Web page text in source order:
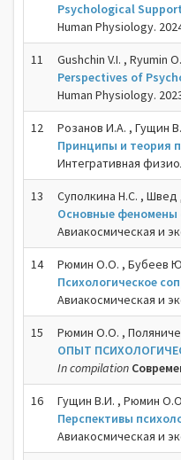
Psychological
Human Physiology.
11
Gushchin V.I. , Ryumin
Perspectives of
Human Physiology.
12
Розанов И.А. , Гущин
Принципы и теория
Интегративная
13
Суполкина Н.С. ,
Основные феномены
Авиакосмическая и
14
Рюмин О.О. , Бубеев
Психологическое
Авиакосмическая и
15
Рюмин О.О. ,
ОПЫТ
In compilation
16
Гущин В.И. , Рюмин
Перспективы
Авиакосмическая и